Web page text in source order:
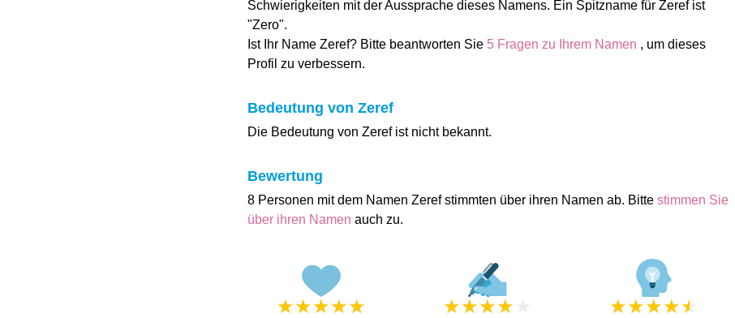
Schwierigkeiten mit der Aussprache dieses Namens. Ein Spitzname für Zeref ist
"Zero".
Ist Ihr Name Zeref? Bitte beantworten Sie 5 Fragen zu Ihrem Namen , um dieses
Profil zu verbessern.
Bedeutung von Zeref
Die Bedeutung von Zeref ist nicht bekannt.
Bewertung
8 Personen mit dem Namen Zeref stimmten über ihren Namen ab. Bitte stimmen Sie
über ihren Namen auch zu.
★★★★★ ★★★★ ★★★★★